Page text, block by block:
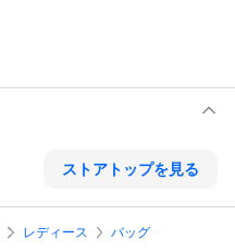
ストアトップを見る
レディース バッグ